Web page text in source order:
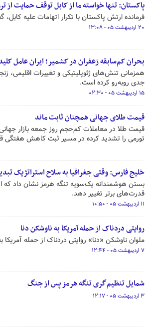
پاکستان: تنها خواسته ما از کابل توقف حمایت از
فرمانده ارتش پاکستان با تکرار اتهامات علیه
۲۰ اردیبهشت ۰۵ - ۱۳:۰۸
بحران کم‌سابقه زعفران در کشمیر؛ ایران عامل
همزمانی تنش‌های ژئوپلیتیکی و تغییرات اقلیمی،
جدی روبه‌رو کرده است.
۱۵ اردیبهشت ۰۵ - ۰۲:۳۰
قیمت طلای جهانی همچنان ثابت ماند
قیمت طلا در معاملات کم‌حجم روز جمعه بازار
تورمی را تشدید کرده در مسیر ثبت کاهش هفتگی
خلیج فارس: وقتی جغرافیا به سلاح استراتژیک
بستن هوشمندانه یک‌سویه تنگه هرمز نشان داد که
قدرت‌های برتر تغییر دهد.
۱۱ اردیبهشت ۰۵ - ۱۰:۵۰
روایتی دردناک از حمله آمریکا به ناوشکن دنا
‌ملوان ناوشکن «دنا»‌ روایتی دردناک از حمله آمریکا
۷ اردیبهشت ۰۵ - ۱۲:۴۴
شمایل تنظیم‌گری تنگه هرمز پس از جنگ
۳ اردیبهشت ۰۵ - ۱۲:۱۷